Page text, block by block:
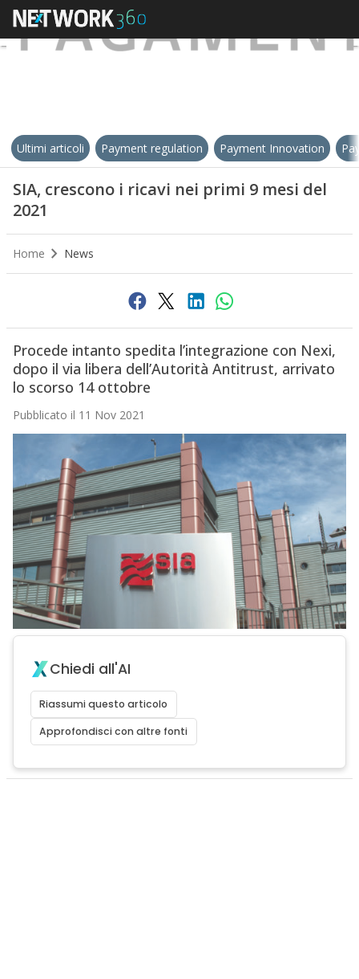
Ultimi articoli Payment regulation Payment Innovation
SIA, crescono i ricavi nei primi 9 mesi del
2021
Home News
Procede intanto spedita l’integrazione con Nexi,
dopo il via libera dell’Autorità Antitrust, arrivato
lo scorso 14 ottobre
Pubblicato il 11 Nov 2021
Chiedi all'AI
Riassumi questo articolo
Approfondisci con altre fonti